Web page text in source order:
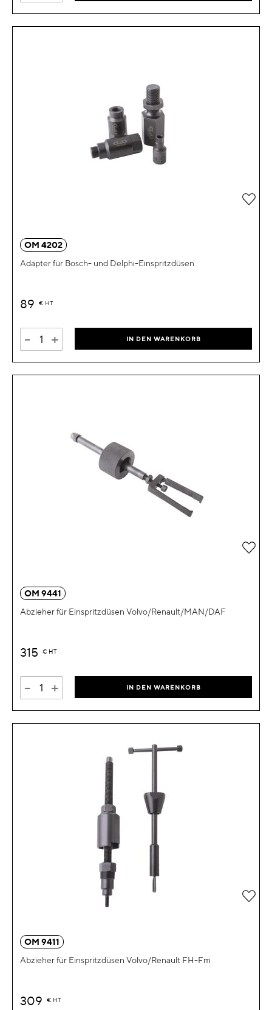
OM 4202
Adapter für Bosch- und Delphi-Einspritzdüsen
89 € HT
- + IN DEN WARENKORB
Zur
OM 9441
Abzieher für Einspritzdüsen Volvo/Renault/MAN/DAF
315 € HT
- + IN DEN WARENKORB
Zur
OM 9411
Abzieher für Einspritzdüsen Volvo/Renault FH-Fm
309 € HT
Zur